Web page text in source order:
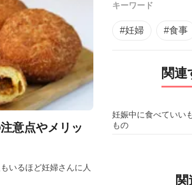
意点やメリッ
いるほど妊婦さんに人
キーワード
#妊婦 #食事
関連
妊娠中に食べていい
もの